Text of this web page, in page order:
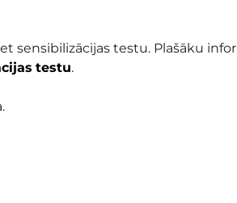
sensibilizācijas testu. Plašāku
testu.
.